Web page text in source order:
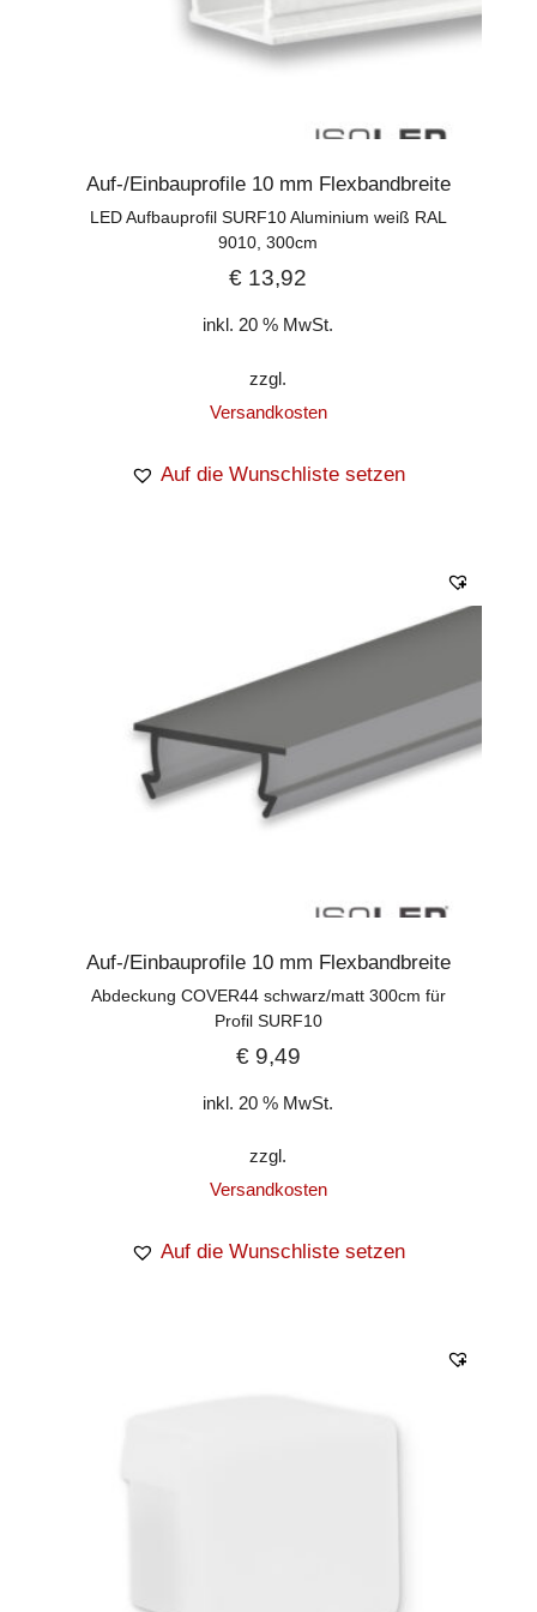
Auf-/Einbauprofile 10 mm Flexbandbreite
LED Aufbauprofil SURF10 Aluminium weiß RAL
9010, 300cm
€ 13,92
inkl. 20 % MwSt.
zzgl.
Versandkosten
Auf die Wunschliste setzen
Auf-/Einbauprofile 10 mm Flexbandbreite
Abdeckung COVER44 schwarz/matt 300cm für
Profil SURF10
€9,49
inkl. 20 % MwSt.
zzgl.
Versandkosten
Auf die Wunschliste setzen